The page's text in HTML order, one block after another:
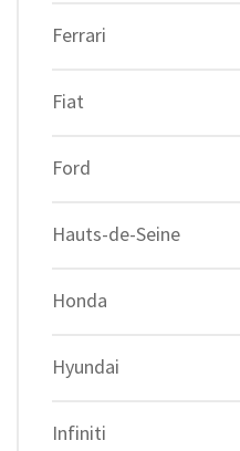
Ferrari
Fiat
Ford
Hauts-de-Seine
Honda
Hyundai
Infiniti